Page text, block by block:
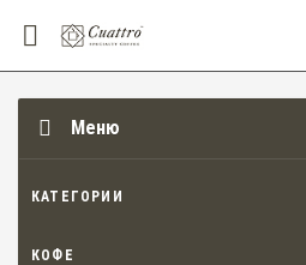
Меню
КАТЕГОРИИ
КОФЕ